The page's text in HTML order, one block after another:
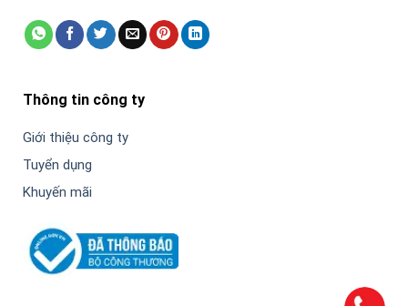
Thông tin công ty
Giới thiệu công ty
Tuyển dụng
Khuyến mãi